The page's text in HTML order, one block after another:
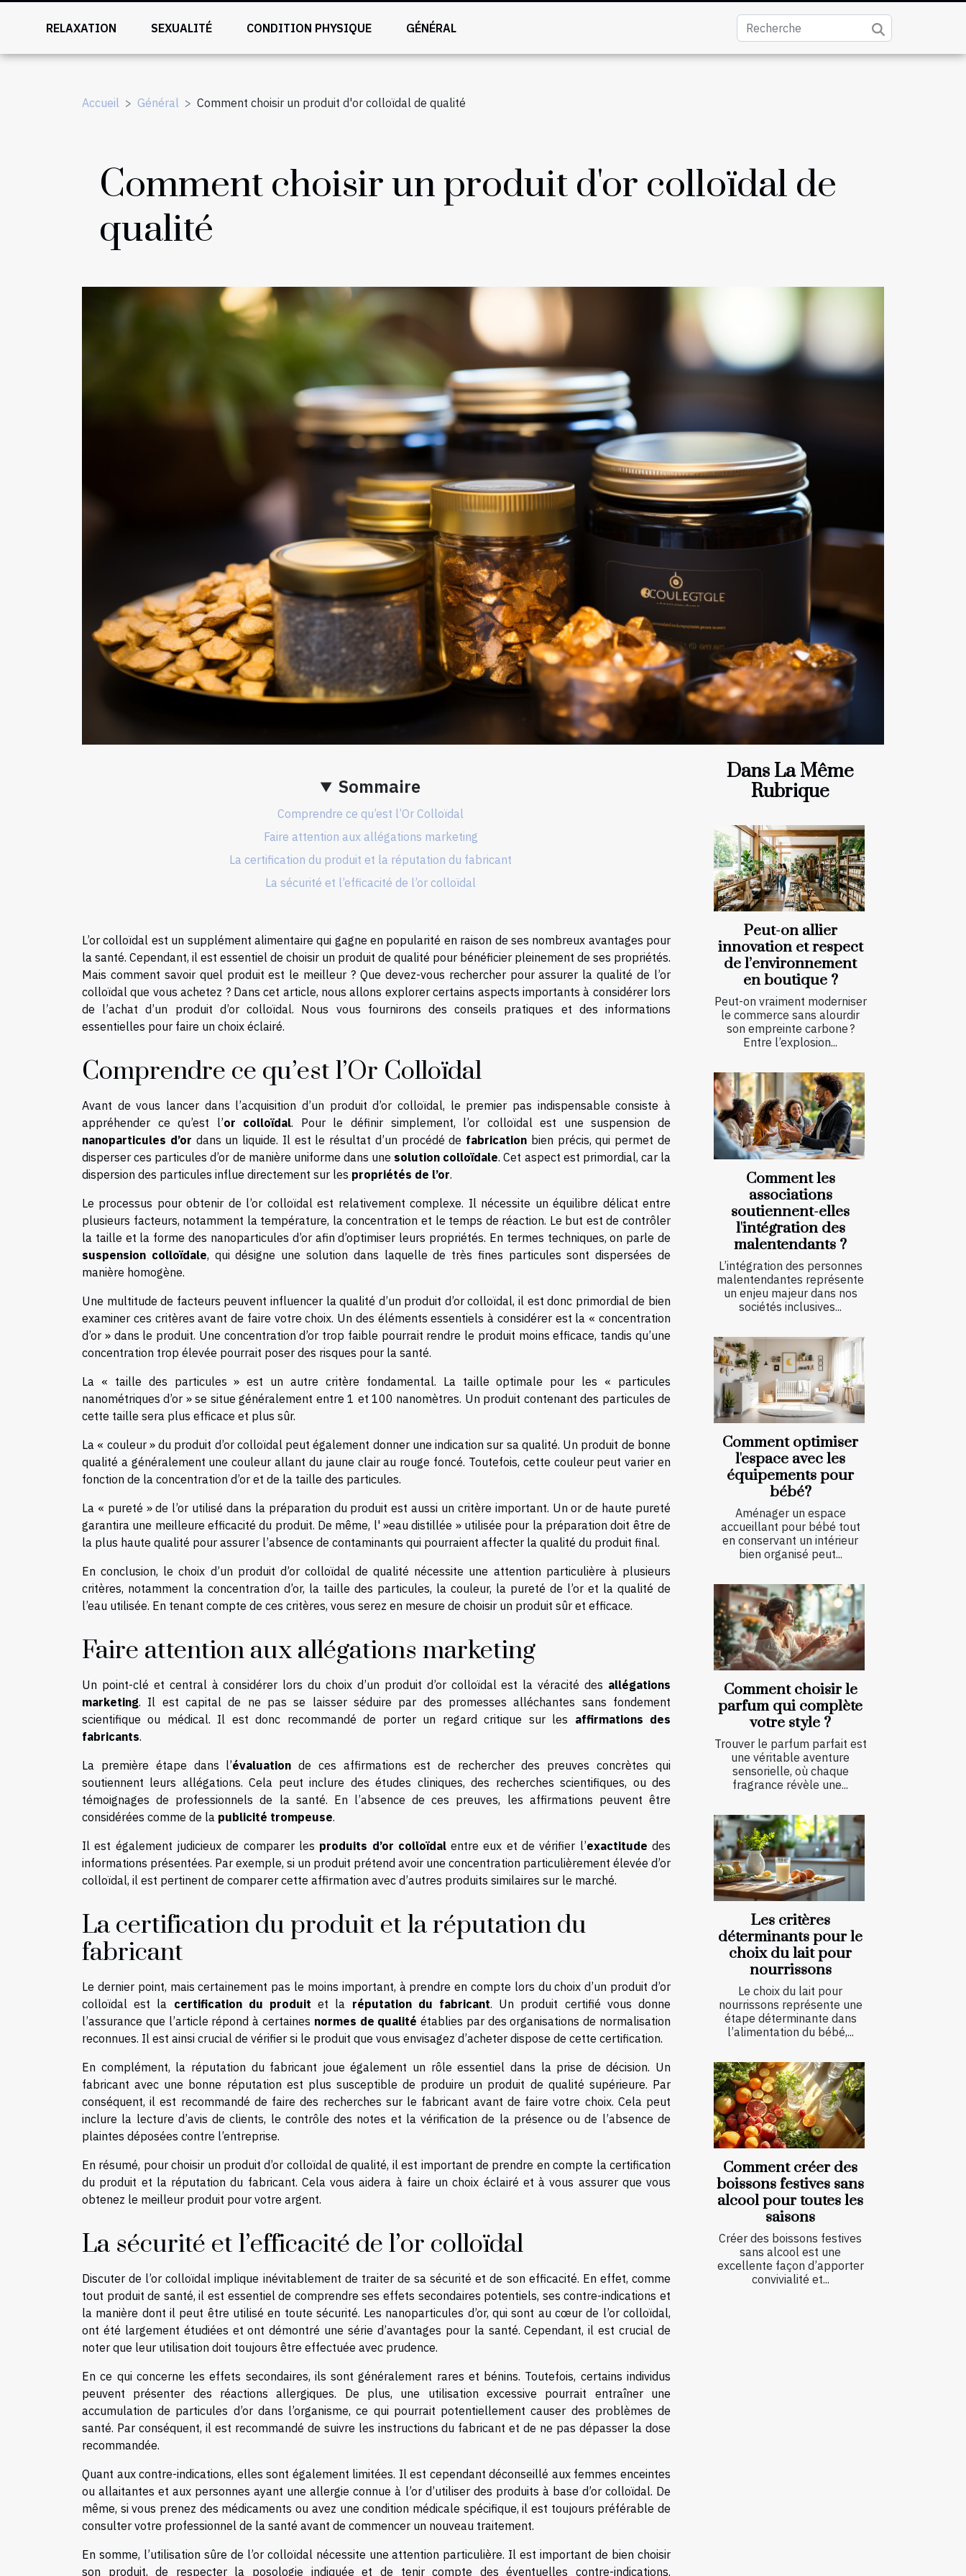
RELAXATION SEXUALITÉ CONDITION PHYSIQUE GÉNÉRAL
Accueil Général Comment choisir un produit d'or colloïdal de qualité
Comment choisir un produit d'or colloïdal de
qualité
Sommaire
Comprendre ce qu’est l’Or Colloïdal
Faire attention aux allégations marketing
La certification du produit et la réputation du fabricant
La sécurité et l’efficacité de l’or colloïdal
L’or colloïdal est un supplément alimentaire qui gagne en popularité en raison de ses nombreux avantages pour
la santé. Cependant, il est essentiel de choisir un produit de qualité pour bénéficier pleinement de ses propriétés.
Mais comment savoir quel produit est le meilleur ? Que devez-vous rechercher pour assurer la qualité de l’or
colloïdal que vous achetez ? Dans cet article, nous allons explorer certains aspects importants à considérer lors
de l’achat d’un produit d’or colloïdal. Nous vous fournirons des conseils pratiques et des informations
essentielles pour faire un choix éclairé.
Comprendre ce qu’est l’Or Colloïdal
Avant de vous lancer dans l’acquisition d’un produit d’or colloïdal, le premier pas indispensable consiste à
appréhender ce qu’est l’or colloïdal. Pour le définir simplement, l’or colloïdal est une suspension de
nanoparticules d’or dans un liquide. Il est le résultat d’un procédé de fabrication bien précis, qui permet de
disperser ces particules d’or de manière uniforme dans une solution colloïdale. Cet aspect est primordial, car la
dispersion des particules influe directement sur les propriétés de l’or.
Le processus pour obtenir de l’or colloïdal est relativement complexe. Il nécessite un équilibre délicat entre
plusieurs facteurs, notamment la température, la concentration et le temps de réaction. Le but est de contrôler
la taille et la forme des nanoparticules d’or afin d’optimiser leurs propriétés. En termes techniques, on parle de
suspension colloïdale, qui désigne une solution dans laquelle de très fines particules sont dispersées de
manière homogène.
Une multitude de facteurs peuvent influencer la qualité d’un produit d’or colloïdal, il est donc primordial de bien
examiner ces critères avant de faire votre choix. Un des éléments essentiels à considérer est la « concentration
d’or » dans le produit. Une concentration d’or trop faible pourrait rendre le produit moins efficace, tandis qu’une
concentration trop élevée pourrait poser des risques pour la santé.
La « taille des particules » est un autre critère fondamental. La taille optimale pour les « particules
nanométriques d’or » se situe généralement entre 1 et 100 nanomètres. Un produit contenant des particules de
cette taille sera plus efficace et plus sûr.
La « couleur » du produit d’or colloïdal peut également donner une indication sur sa qualité. Un produit de bonne
qualité a généralement une couleur allant du jaune clair au rouge foncé. Toutefois, cette couleur peut varier en
fonction de la concentration d’or et de la taille des particules.
La « pureté » de l’or utilisé dans la préparation du produit est aussi un critère important. Un or de haute pureté
garantira une meilleure efficacité du produit. De même, l' »eau distillée » utilisée pour la préparation doit être de
la plus haute qualité pour assurer l’absence de contaminants qui pourraient affecter la qualité du produit final.
En conclusion, le choix d’un produit d’or colloïdal de qualité nécessite une attention particulière à plusieurs
critères, notamment la concentration d’or, la taille des particules, la couleur, la pureté de l’or et la qualité de
l’eau utilisée. En tenant compte de ces critères, vous serez en mesure de choisir un produit sûr et efficace.
Faire attention aux allégations marketing
Un point-clé et central à considérer lors du choix d’un produit d’or colloïdal est la véracité des allégations
marketing. Il est capital de ne pas se laisser séduire par des promesses alléchantes sans fondement
scientifique ou médical. Il est donc recommandé de porter un regard critique sur les affirmations des
fabricants.
La première étape dans l’évaluation de ces affirmations est de rechercher des preuves concrètes qui
soutiennent leurs allégations. Cela peut inclure des études cliniques, des recherches scientifiques, ou des
témoignages de professionnels de la santé. En l’absence de ces preuves, les affirmations peuvent être
considérées comme de la publicité trompeuse.
Il est également judicieux de comparer les produits d’or colloïdalentre eux et de vérifier l’exactitude des
informations présentées. Par exemple, si un produit prétend avoir une concentration particulièrement élevée d’or
colloïdal, il est pertinent de comparer cette affirmation avec d’autres produits similaires sur le marché.
La certification du produit et la réputation du
fabricant
Le dernier point, mais certainement pas le moins important, à prendre en compte lors du choix d’un produit d’or
colloïdal est la certification du produit et la réputation du fabricant. Un produit certifié vous donne
l’assurance que l’article répond à certaines normes de qualité établies par des organisations de normalisation
reconnues. Il est ainsi crucial de vérifier si le produit que vous envisagez d’acheter dispose de cette certification.
En complément, la réputation du fabricant joue également un rôle essentiel dans la prise de décision. Un
fabricant avec une bonne réputation est plus susceptible de produire un produit de qualité supérieure. Par
conséquent, il est recommandé de faire des recherches sur le fabricant avant de faire votre choix. Cela peut
inclure la lecture d’avis de clients, le contrôle des notes et la vérification de la présence ou de l’absence de
plaintes déposées contre l’entreprise.
En résumé, pour choisir un produit d’or colloïdal de qualité, il est important de prendre en compte la certification
du produit et la réputation du fabricant. Cela vous aidera à faire un choix éclairé et à vous assurer que vous
obtenez le meilleur produit pour votre argent.
La sécurité et l’efficacité de l’or colloïdal
Discuter de l’or colloïdal implique inévitablement de traiter de sa sécurité et de son efficacité. En effet, comme
tout produit de santé, il est essentiel de comprendre ses effets secondaires potentiels, ses contre-indications et
la manière dont il peut être utilisé en toute sécurité. Les nanoparticules d’or, qui sont au cœur de l’or colloïdal,
ont été largement étudiées et ont démontré une série d’avantages pour la santé. Cependant, il est crucial de
noter que leur utilisation doit toujours être effectuée avec prudence.
En ce qui concerne les effets secondaires, ils sont généralement rares et bénins. Toutefois, certains individus
peuvent présenter des réactions allergiques. De plus, une utilisation excessive pourrait entraîner une
accumulation de particules d’or dans l’organisme, ce qui pourrait potentiellement causer des problèmes de
santé. Par conséquent, il est recommandé de suivre les instructions du fabricant et de ne pas dépasser la dose
recommandée.
Quant aux contre-indications, elles sont également limitées. Il est cependant déconseillé aux femmes enceintes
ou allaitantes et aux personnes ayant une allergie connue à l’or d’utiliser des produits à base d’or colloïdal. De
même, si vous prenez des médicaments ou avez une condition médicale spécifique, il est toujours préférable de
consulter votre professionnel de la santé avant de commencer un nouveau traitement.
En somme, l’utilisation sûre de l’or colloïdal nécessite une attention particulière. Il est important de bien choisir
son produit, de respecter la posologie indiquée et de tenir compte des éventuelles contre-indications.
Dans La Même
Rubrique
Peut-on allier
innovation et respect
de l’environnement
en boutique ?
Peut-on vraiment moderniser
le commerce sans alourdir
son empreinte carbone ?
Entre l’explosion...
Comment les
associations
soutiennent-elles
l'intégration des
malentendants ?
L’intégration des personnes
malentendantes représente
un enjeu majeur dans nos
sociétés inclusives...
Comment optimiser
l'espace avec les
équipements pour
bébé?
Aménager un espace
accueillant pour bébé tout
en conservant un intérieur
bien organisé peut...
Comment choisir le
parfum qui complète
votre style ?
Trouver le parfum parfait est
une véritable aventure
sensorielle, où chaque
fragrance révèle une...
Les critères
déterminants pour le
choix du lait pour
nourrissons
Le choix du lait pour
nourrissons représente une
étape déterminante dans
l’alimentation du bébé,...
Comment créer des
boissons festives sans
alcool pour toutes les
saisons
Créer des boissons festives
sans alcool est une
excellente façon d’apporter
convivialité et...